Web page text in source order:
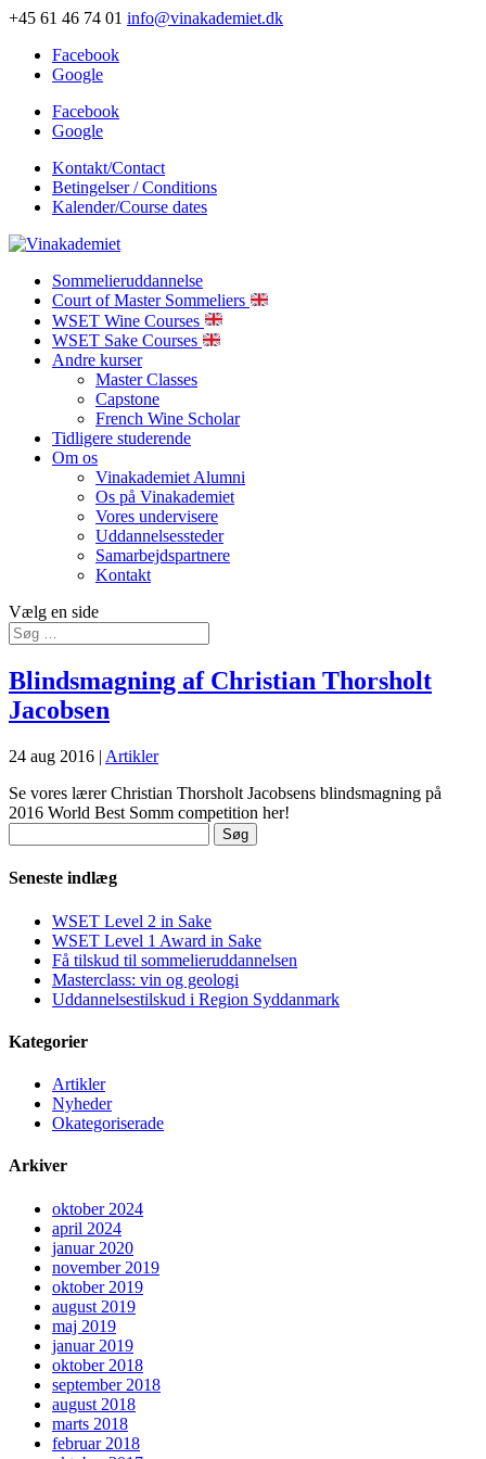
+45 61 46 74 01 info@vinakademiet.dk
Facebook
Google
Facebook
Google
Kontakt/Contact
Betingelser / Conditions
Kalender/Course dates
Sommelieruddannelse
Court of Master Sommeliers
WSET Wine Courses
WSET Sake Courses
Andre kurser
Master Classes
Capstone
French Wine Scholar
Tidligere studerende
Om os
Vinakademiet Alumni
Os på Vinakademiet
Vores undervisere
Uddannelsessteder
Samarbejdspartnere
Kontakt
Vælg en side
Blindsmagning af Christian Thorsholt
Jacobsen
24 aug 2016 | Artikler
Se vores lærer Christian Thorsholt Jacobsens blindsmagning på
2016 World Best Somm competition her!
efter:
Seneste indlæg
WSET Level 2 in Sake
WSET Level 1 Award in Sake
Få tilskud til sommelieruddannelsen
Masterclass: vin og geologi
Uddannelsestilskud i Region Syddanmark
Kategorier
Artikler
Nyheder
Okategoriserade
Arkiver
oktober 2024
april 2024
januar 2020
november 2019
oktober 2019
august 2019
maj 2019
januar 2019
oktober 2018
september 2018
august 2018
marts 2018
februar 2018